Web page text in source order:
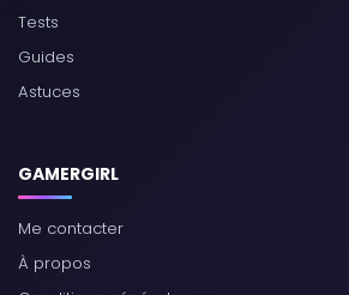
Tests
Guides
Astuces
GAMERGIRL
Me contacter
À propos